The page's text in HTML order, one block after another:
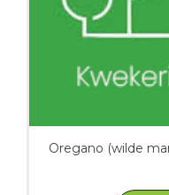
Oregano (wilde